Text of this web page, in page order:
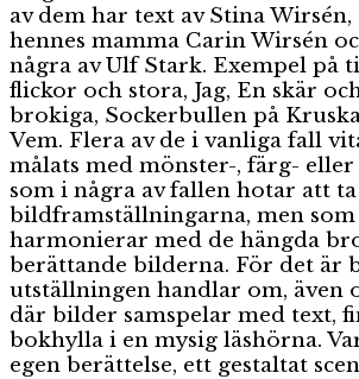
av dem har text av Stina Wirsén,
hennes mamma Carin Wirsén
några av Ulf Stark. Exempel på
flickor och stora, Jag, En skär
brokiga, Sockerbullen på
Vem. Flera av de i vanliga fall
målats med mönster-, färg-
som i några av fallen hotar att
bildframställningarna, men
harmonierar med de hängda
berättande bilderna. För det är
utställningen handlar om, även
där bilder samspelar med text,
bokhylla i en mysig läshörna.
egen berättelse, ett gestaltat